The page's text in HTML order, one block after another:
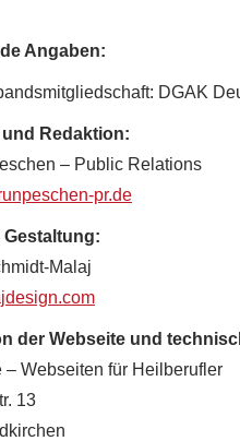
Angaben:
DGAK
Redaktion:
– Public Relations
pr.de
Malaj
der Webseite und
– Webseiten für Heilberufler
13